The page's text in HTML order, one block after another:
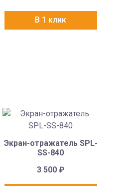
В 1 клик
Экран-отражатель SPL-
SS-840
3 500₽